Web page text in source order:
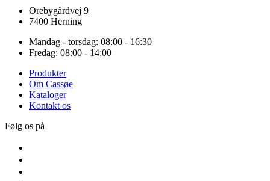
Orebygårdvej 9
7400 Herning
Mandag - torsdag: 08:00 - 16:30
Fredag: 08:00 - 14:00
Produkter
Om Cassøe
Kataloger
Kontakt os
Følg os på